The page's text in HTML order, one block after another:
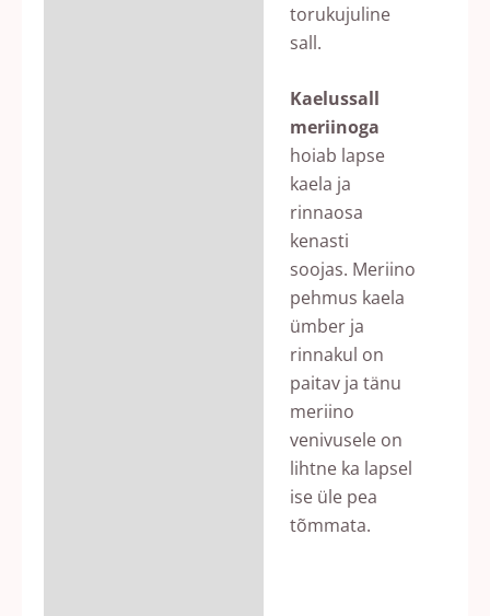
torukujuline
sall.
Kaelussall
meriinoga
hoiab lapse
kaela ja
rinnaosa
kenasti
soojas. Meriino
pehmus kaela
ümber ja
rinnakul on
paitav ja tänu
meriino
venivusele on
lihtne ka lapsel
ise üle pea
tõmmata.